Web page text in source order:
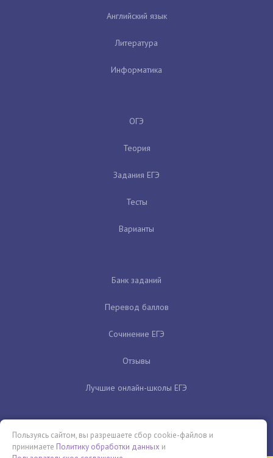
Английский язык
Литература
Информатика
ОГЭ
Теория
Задания ЕГЭ
Тесты
Варианты
Банк заданий
Перевод баллов
Сочинение ЕГЭ
Отзывы
Лучшие онлайн-школы ЕГЭ
Пользуясь сайтом, вы разрешаете сбор cookie-файлов и
принимаете Политику обработки данных и